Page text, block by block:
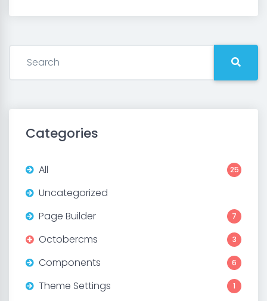
Categories
All 25
Uncategorized
Page Builder
7
Octobercms 3
Components 6
Theme Settings 1